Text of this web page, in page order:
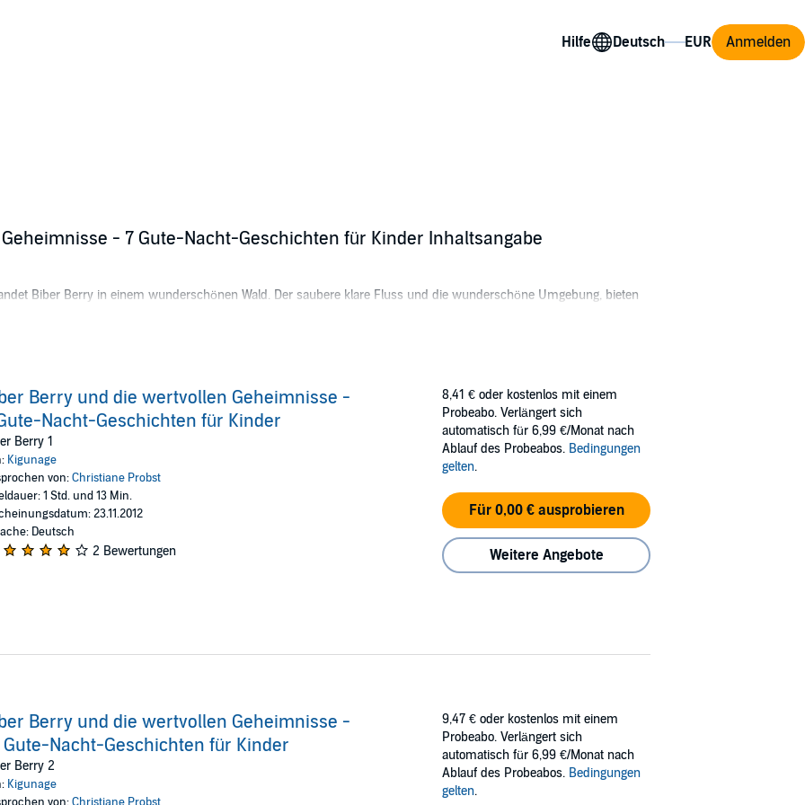
Hilfe Anmelden
- 7 Gute-Nacht-Geschichten für Kinder Inhaltsangabe
Biber Berry in einem wunderschönen Wald. Der saubere klare Fluss und die wunderschöne Umgebung, bieten
als Berry sich richtig gemütlich eingerichtet hat, ist sein neues Paradies in Gefahr.
zu helfen.
Erlebnissen und Entdeckungen. Berry und seine Freunde machen es sich zur Aufgabe, den Wald und die
wenn sie anderen helfen, erhalten sie zur Belohnung einen Teil einer rätselhaften Botschaft. Erst nach und nach
so die einzigartigen und wertvollen Geheimnisse ihres Waldes.
in 21 inhaltlich abgeschlossenen Kapiteln erzählt. Die einzelnen Geschichten eignen sich besonders als
Klänge aus der Natur". Den Wald, in dem Biber Berry lebt, wollten wir nicht nur verbal beschreiben, sondern
des Bachlaufs für Sie und ihre Kinder hörbar lebendig werden lassen.
Berry und die wertvollen Geheimnisse -
Nacht-Geschichten für Kinder
Berry 1
Kigunage
von:Christiane Probst
1 Std. und 13 Min.
23.11.2012
Deutsch
2 Bewertungen
8,41 € oder kostenlos mit einem
Probeabo. Verlängert sich
automatisch für 6,99 €/Monat nach
Ablauf des Probeabos. Bedingungen
gelten.
Für 0,00 € ausprobieren
Weitere Angebote
Berry und die wertvollen Geheimnisse -
Gute-Nacht-Geschichten für Kinder
Berry 2
Kigunage
9,47 € oder kostenlos mit einem
Probeabo. Verlängert sich
automatisch für 6,99 €/Monat nach
Ablauf des Probeabos. Bedingungen
gelten.